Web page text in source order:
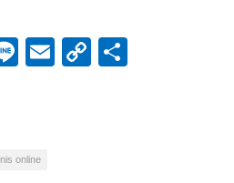
LineEmailCopy
online